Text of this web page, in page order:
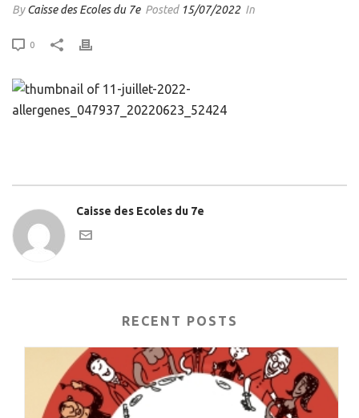
ByCaisse des Ecoles du 7e Posted 15/07/2022 In
0
Caisse des Ecoles du 7e
RECENT POSTS